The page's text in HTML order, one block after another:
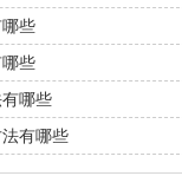
些
些
哪些
有哪些